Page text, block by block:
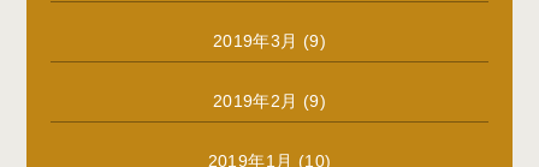
2019年3月 (9)
2019年2月 (9)
2019年1月 (10)